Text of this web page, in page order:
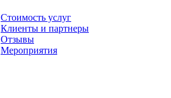
Стоимость услуг
Клиенты и партнеры
Отзывы
Мероприятия